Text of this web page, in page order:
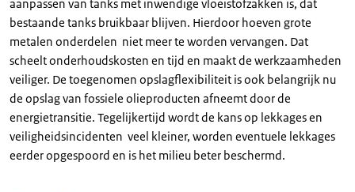
aanpassen van tanks met inwendige vloeistofzakken is, dat
bestaande tanks bruikbaar blijven. Hierdoor hoeven grote
metalen onderdelen niet meer te worden vervangen. Dat
scheelt onderhoudskosten en tijd en maakt de werkzaamheden
veiliger. De toegenomen opslagflexibiliteit is ook belangrijk nu
de opslag van fossiele olieproducten afneemt door de
energietransitie. Tegelijkertijd wordt de kans op lekkages en
veiligheidsincidenten veel kleiner, worden eventuele lekkages
eerder opgespoord en is het milieu beter beschermd.